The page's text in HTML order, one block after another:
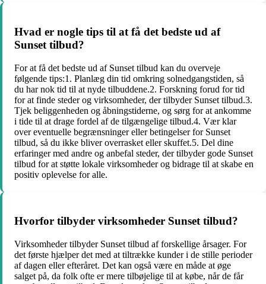
Hvad er nogle tips til at få det bedste ud af
Sunset tilbud?
For at få det bedste ud af Sunset tilbud kan du overveje
følgende tips:1. Planlæg din tid omkring solnedgangstiden, så
du har nok tid til at nyde tilbuddene.2. Forskning forud for tid
for at finde steder og virksomheder, der tilbyder Sunset tilbud.3.
Tjek beliggenheden og åbningstiderne, og sørg for at ankomme
i tide til at drage fordel af de tilgængelige tilbud.4. Vær klar
over eventuelle begrænsninger eller betingelser for Sunset
tilbud, så du ikke bliver overrasket eller skuffet.5. Del dine
erfaringer med andre og anbefal steder, der tilbyder gode Sunset
tilbud for at støtte lokale virksomheder og bidrage til at skabe en
positiv oplevelse for alle.
Hvorfor tilbyder virksomheder Sunset tilbud?
Virksomheder tilbyder Sunset tilbud af forskellige årsager. For
det første hjælper det med at tiltrække kunder i de stille perioder
af dagen eller efteråret. Det kan også være en måde at øge
salget på, da folk ofte er mere tilbøjelige til at købe, når de får